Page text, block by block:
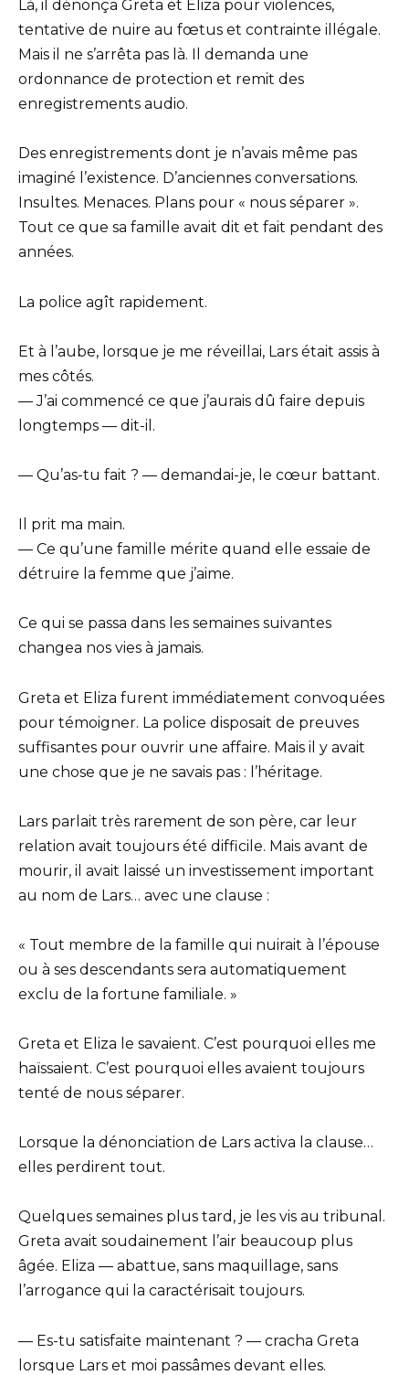
Là, il dénonça Greta et Eliza pour violences,
tentative de nuire au fœtus et contrainte illégale.
Mais il ne s’arrêta pas là. Il demanda une
ordonnance de protection et remit des
enregistrements audio.
Des enregistrements dont je n’avais même pas
imaginé l’existence. D’anciennes conversations.
Insultes. Menaces. Plans pour « nous séparer ».
Tout ce que sa famille avait dit et fait pendant des
années.
La police agît rapidement.
Et à l’aube, lorsque je me réveillai, Lars était assis à
mes côtés.
— J’ai commencé ce que j’aurais dû faire depuis
longtemps — dit-il.
— Qu’as-tu fait ? — demandai-je, le cœur battant.
Il prit ma main.
— Ce qu’une famille mérite quand elle essaie de
détruire la femme que j’aime.
Ce qui se passa dans les semaines suivantes
changea nos vies à jamais.
Greta et Eliza furent immédiatement convoquées
pour témoigner. La police disposait de preuves
suffisantes pour ouvrir une affaire. Mais il y avait
une chose que je ne savais pas : l’héritage.
Lars parlait très rarement de son père, car leur
relation avait toujours été difficile. Mais avant de
mourir, il avait laissé un investissement important
au nom de Lars… avec une clause :
« Tout membre de la famille qui nuirait à l’épouse
ou à ses descendants sera automatiquement
exclu de la fortune familiale. »
Greta et Eliza le savaient. C’est pourquoi elles me
haïssaient. C’est pourquoi elles avaient toujours
tenté de nous séparer.
Lorsque la dénonciation de Lars activa la clause…
elles perdirent tout.
Quelques semaines plus tard, je les vis au tribunal.
Greta avait soudainement l’air beaucoup plus
âgée. Eliza — abattue, sans maquillage, sans
l’arrogance qui la caractérisait toujours.
— Es-tu satisfaite maintenant ? — cracha Greta
lorsque Lars et moi passâmes devant elles.